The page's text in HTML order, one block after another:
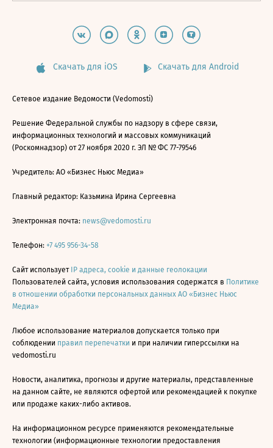
Скачать для iOS Скачать для Android
Сетевое издание Ведомости (Vedomosti)
Решение Федеральной службы по надзору в сфере связи,
информационных технологий и массовых коммуникаций
(Роскомнадзор) от 27 ноября 2020 г. ЭЛ № ФС 77-79546
Учредитель: АО «Бизнес Ньюс Медиа»
Главный редактор: Казьмина Ирина Сергеевна
Электронная почта: news@vedomosti.ru
Телефон: +7 495 956-34-58
Сайт использует IP адреса, cookie и данные геолокации
Пользователей сайта, условия использования содержатся в Политике
в отношении обработки персональных данных АО «Бизнес Ньюс
Медиа»
Любое использование материалов допускается только при
соблюдении правил перепечатки и при наличии гиперссылки на
vedomosti.ru
Новости, аналитика, прогнозы и другие материалы, представленные
на данном сайте, не являются офертой или рекомендацией к покупке
или продаже каких-либо активов.
На информационном ресурсе применяются рекомендательные
технологии (информационные технологии предоставления